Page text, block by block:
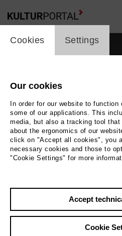
Kalender -
label_category
label_location
cookie_layer
Cookies Settings
Our cookies
In order for our website to
some of our applications. This
media, but also a tracking tool
about the ergonomics of our
click on "Accept all cookies", you
necessary cookies and those to
"Cookie Settings" for more
Accept
Cookie